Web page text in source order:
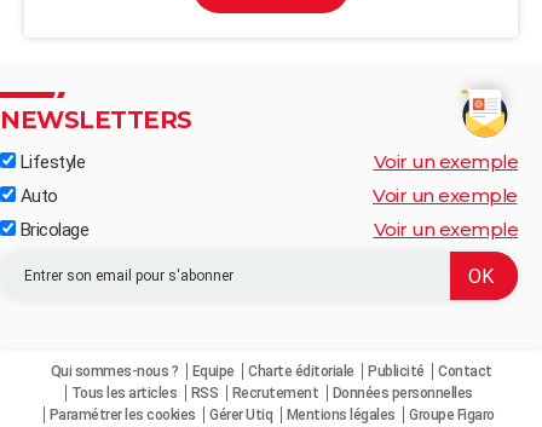
NEWSLETTERS
Lifestyle Voir un exemple
Auto Voir un exemple
Bricolage Voir un exemple
Qui sommes-nous ? Equipe Charte éditoriale Publicité
Contact
Tous les articles
RSS Recrutement
Données personnelles
Paramétrer les cookies
Gérer Utiq Mentions légales Groupe Figaro